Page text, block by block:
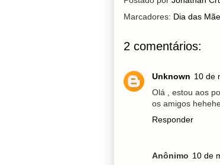
Marcadores: Dia das
2 comentários:
Unknown 10 de
Olá , estou aos
os amigos
Responder
Anônimo 10 de